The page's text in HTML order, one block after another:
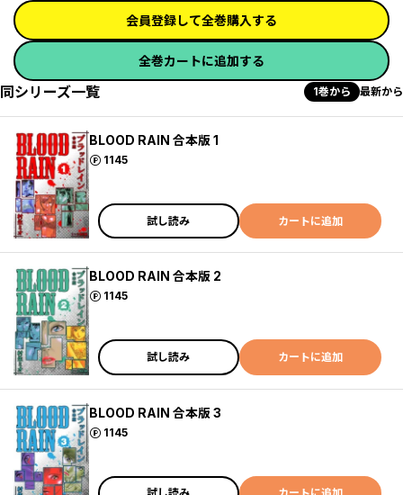
会員登録して全巻購入する
全巻カートに追加する
同シリーズ一覧 1巻から 最新から
BLOOD RAIN 合本版 1
1145
ポイント
試し読み カートに追加
BLOOD RAIN 合本版 2
1145
ポイント
試し読み カートに追加
BLOOD RAIN 合本版 3
1145
ポイント